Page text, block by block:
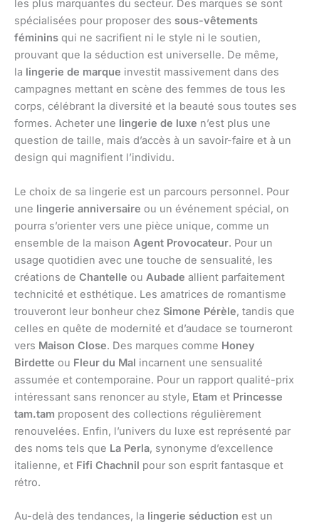
les plus marquantes du secteur. Des marques se sont
spécialisées pour proposer des sous-vêtements
féminins qui ne sacrifient ni le style ni le soutien,
prouvant que la séduction est universelle. De même,
la lingerie de marque investit massivement dans des
campagnes mettant en scène des femmes de tous les
corps, célébrant la diversité et la beauté sous toutes ses
formes. Acheter une lingerie de luxe n’est plus une
question de taille, mais d’accès à un savoir-faire et à un
design qui magnifient l’individu.
Le choix de sa lingerie est un parcours personnel. Pour
une lingerie anniversaire ou un événement spécial, on
pourra s’orienter vers une pièce unique, comme un
ensemble de la maison Agent Provocateur. Pour un
usage quotidien avec une touche de sensualité, les
créations de Chantelle ou Aubade allient parfaitement
technicité et esthétique. Les amatrices de romantisme
trouveront leur bonheur chez Simone Pérèle, tandis que
celles en quête de modernité et d’audace se tourneront
vers Maison Close. Des marques comme Honey
Birdette ou Fleur du Mal incarnent une sensualité
assumée et contemporaine. Pour un rapport qualité-prix
intéressant sans renoncer au style, Etam et Princesse
tam.tam proposent des collections régulièrement
renouvelées. Enfin, l’univers du luxe est représenté par
des noms tels que La Perla, synonyme d’excellence
italienne, et Fifi Chachnil pour son esprit fantasque et
rétro.
Au-delà des tendances, la lingerie séduction est un